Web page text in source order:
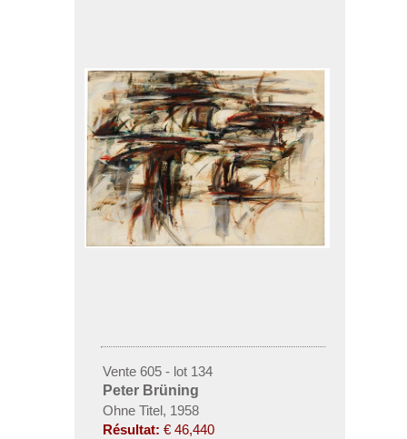
Vente 605 - lot 134
Peter Brüning
Ohne Titel, 1958
Résultat: € 46,440